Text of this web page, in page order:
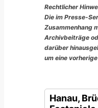
Rechtlicher
Die im Presse-
Zusammenhang
Archivbeiträge
darüber
um eine
Hanau,